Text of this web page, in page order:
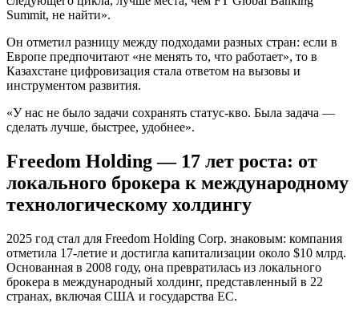
Summit, не найти».
Он отметил разницу между подходами разных стран: если в
Европе предпочитают «не менять то, что работает», то в
Казахстане цифровизация стала ответом на вызовы и
инструментом развития.
«У нас не было задачи сохранять статус-кво. Была задача —
сделать лучше, быстрее, удобнее».
Freedom Holding — 17 лет роста: от
локального брокера к международному
технологическому холдингу
2025 год стал для Freedom Holding Corp. знаковым: компания
отметила 17-летие и достигла капитализации около $10 млрд.
Основанная в 2008 году, она превратилась из локального
брокера в международный холдинг, представленный в 22
странах, включая США и государства ЕС.